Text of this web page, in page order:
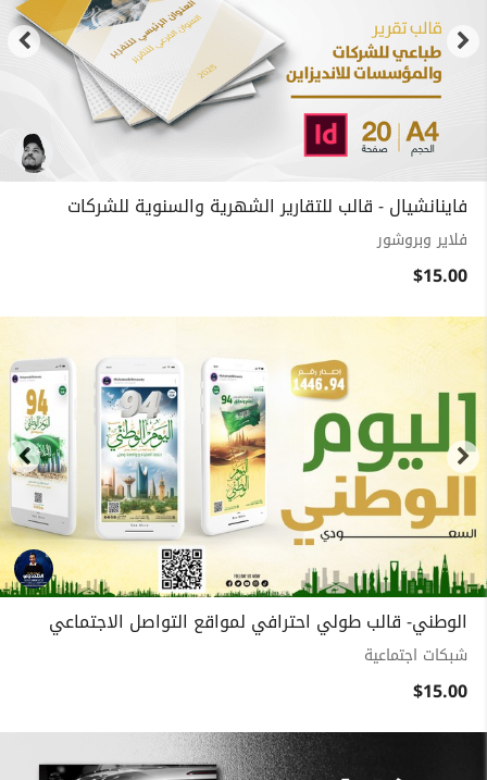
فاينانشيال - قالب للتقارير الشهرية والسنوية للشركات
فلاير وبروشور
$15.00
الوطني- قالب طولي احترافي لمواقع التواصل الاجتماعي
شبكات اجتماعية
$15.00